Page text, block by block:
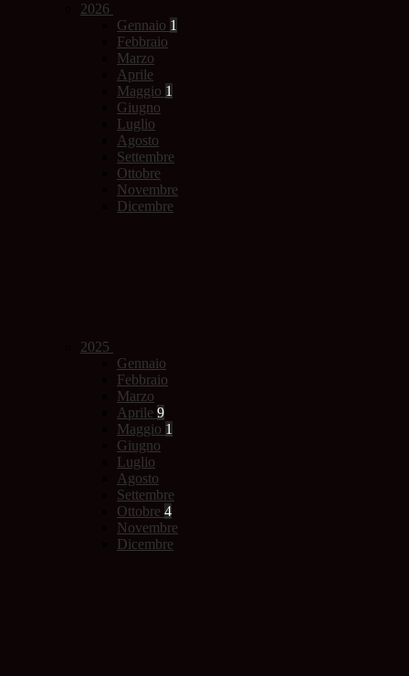
2026
Gennaio 1
Febbraio
Marzo
Aprile
Maggio 1
Giugno
Luglio
Agosto
Settembre
Ottobre
Novembre
Dicembre
2025
Gennaio
Febbraio
Marzo
Aprile 9
Maggio 1
Giugno
Luglio
Agosto
Settembre
Ottobre 4
Novembre
Dicembre